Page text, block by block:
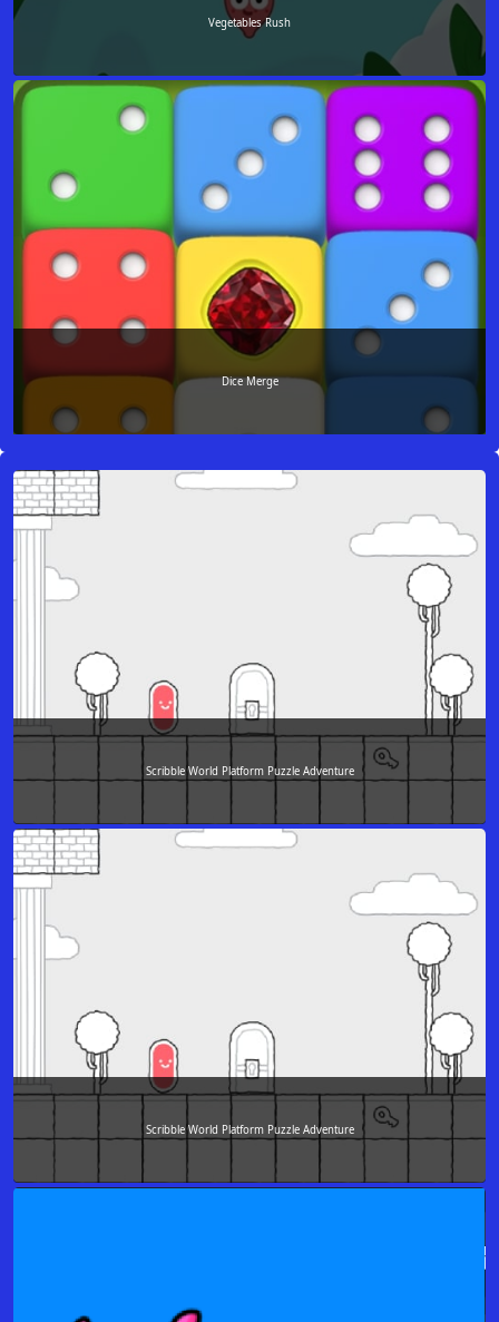
Vegetables Rush
Dice Merge
Scribble World Platform Puzzle Adventure
Scribble World Platform Puzzle Adventure